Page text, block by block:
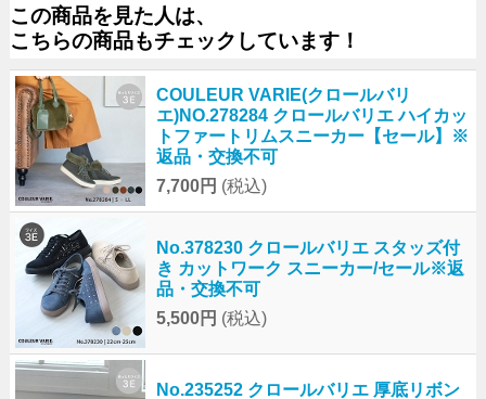
この商品を見た人は、
こちらの商品もチェックしています！
COULEUR VARIE(クロールバリ
エ)NO.278284 クロールバリエ ハイカッ
トファートリムスニーカー【セール】※
返品・交換不可
7,700円 (税込)
No.378230 クロールバリエ スタッズ付
き カットワーク スニーカー/セール※返
品・交換不可
5,500円 (税込)
No.235252 クロールバリエ 厚底リボン